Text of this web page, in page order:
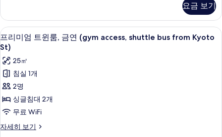
보
기
히
보
기
요금 보기
프
리
미
엄
트
윈
룸,
금
프리미엄 트윈룸, 금연 (gym access,
7
프리미엄 트윈룸, 금연 (gym access, shuttle bus from Kyoto
St)
25㎡
침실 1개
2명
싱글침대 2개
무료 WiFi
자세히 보기
프